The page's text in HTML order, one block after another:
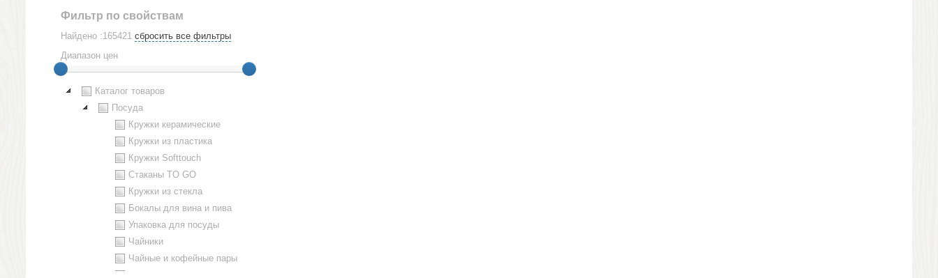
Фильтр по свойствам
Найдено :165421 сбросить все фильтры
Диапазон цен
Каталог товаров
Посуда
Кружки керамические
Кружки из пластика
Кружки Softtouch
Стаканы TO GO
Кружки из стекла
Бокалы для вина и пива
Упаковка для посуды
Чайники
Чайные и кофейные пары